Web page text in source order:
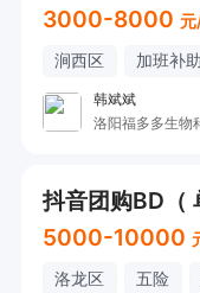
3000-8000 元
涧西区 加班补助
韩斌斌
洛阳福多多生物
抖音团购BD（
5000-10000
洛龙区 五险